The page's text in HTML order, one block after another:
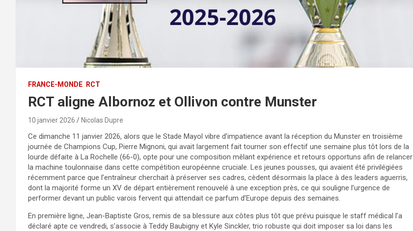
FRANCE-MONDE RCT
RCT aligne Albornoz et Ollivon contre Munster
10 janvier 2026 Nicolas Dupre
Ce dimanche 11 janvier 2026, alors que le Stade Mayol vibre d’impatience avant la réception du Munster en troisième
journée de Champions Cup, Pierre Mignoni, qui avait largement fait tourner son effectif une semaine plus tôt lors de la
lourde défaite à La Rochelle (66-0), opte pour une composition mêlant expérience et retours opportuns afin de relancer
la machine toulonnaise dans cette compétition européenne cruciale. Les jeunes pousses, qui avaient été privilégiées
récemment parce que l’entraîneur cherchait à préserver ses cadres, cèdent désormais la place à des leaders aguerris,
dont la majorité forme un XV de départ entièrement renouvelé à une exception près, ce qui souligne l’urgence de
performer devant un public varois fervent qui attendait ce parfum d’Europe depuis des semaines.​
En première ligne, Jean-Baptiste Gros, remis de sa blessure aux côtes plus tôt que prévu puisque le staff médical l’a
déclaré apte ce vendredi, s’associe à Teddy Baubigny et Kyle Sinckler, trio robuste qui doit imposer sa loi dans les